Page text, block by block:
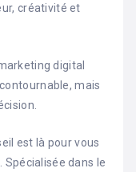
créativité et
digital
mais
est là pour vous
dans le